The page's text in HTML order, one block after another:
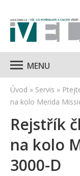
MENU
Úvod » Servis »
na kolo Merida
Rejstřík
na kolo
3000-D